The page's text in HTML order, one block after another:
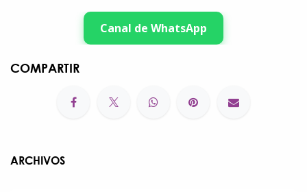
Canal de WhatsApp
COMPARTIR
ARCHIVOS